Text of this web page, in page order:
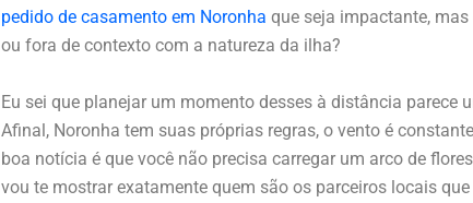
pedido de casamento em Noronha que seja impactante,
ou fora de contexto com a natureza da ilha?
Eu sei que planejar um momento desses à distância parece
Afinal, Noronha tem suas próprias regras, o vento é
boa notícia é que você não precisa carregar um arco de
vou te mostrar exatamente quem são os parceiros locais